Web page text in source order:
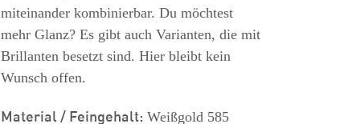
miteinander kombinierbar. Du möchtest
mehr Glanz? Es gibt auch Varianten, die mit
Brillanten besetzt sind. Hier bleibt kein
Wunsch offen.
Material / Feingehalt: Weißgold 585